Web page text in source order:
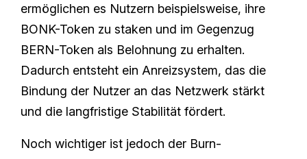
ermöglichen es Nutzern beispielsweise, ihre
BONK-Token zu staken und im Gegenzug
BERN-Token als Belohnung zu erhalten.
Dadurch entsteht ein Anreizsystem, das die
Bindung der Nutzer an das Netzwerk stärkt
und die langfristige Stabilität fördert.
Noch wichtiger ist jedoch der Burn-